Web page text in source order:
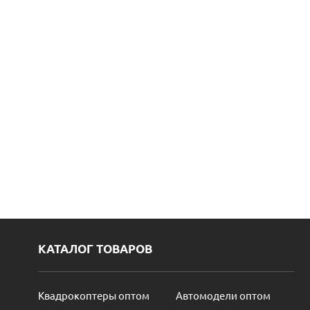
КАТАЛОГ ТОВАРОВ
Квадрокоптеры оптом Автомодели оптом